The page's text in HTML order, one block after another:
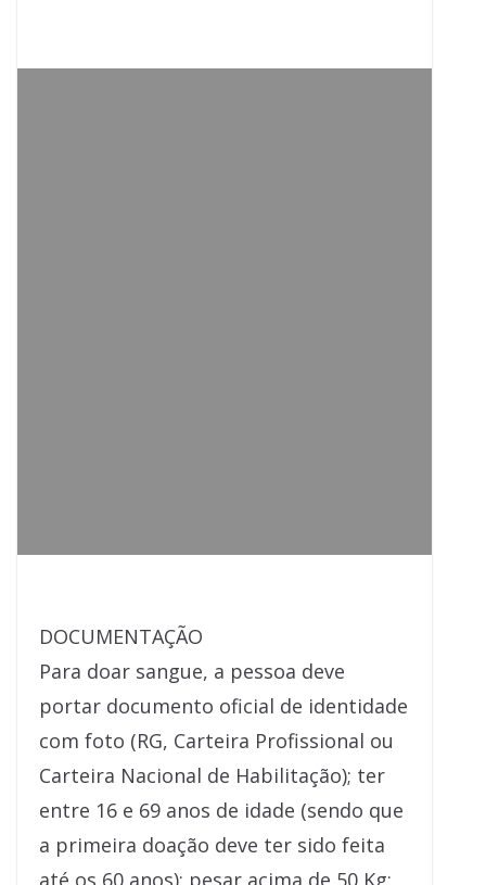
DOCUMENTAÇÃO
Para doar sangue, a pessoa deve
portar documento oficial de identidade
com foto (RG, Carteira Profissional ou
Carteira Nacional de Habilitação); ter
entre 16 e 69 anos de idade (sendo que
a primeira doação deve ter sido feita